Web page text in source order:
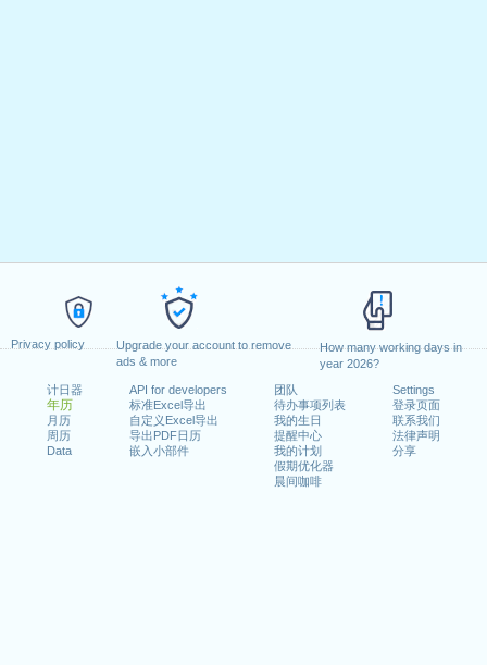
Privacy policy
Upgrade your account to remove
ads & more
How many working days in
year 2026?
计日器
年历
月历
周历
Data
API for developers
标准Excel导出
自定义Excel导出
导出PDF日历
嵌入小部件
团队
待办事项列表
我的生日
提醒中心
我的计划
假期优化器
晨间咖啡
Settings
登录页面
联系我们
法律声明
分享